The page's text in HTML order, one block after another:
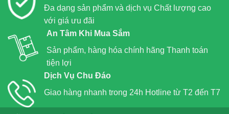
Đa dạng sản phẩm và dịch vụ Chất lượng cao
với giá ưu đãi
An Tâm Khi Mua Sắm
Sản phẩm, hàng hóa chính hãng Thanh toán
tiện lợi
Dịch Vụ Chu Đáo
Giao hàng nhanh trong 24h Hotline từ T2 đến T7